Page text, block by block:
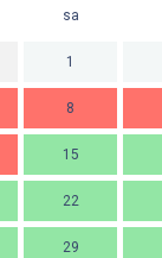
sa
1
8
15
22
29